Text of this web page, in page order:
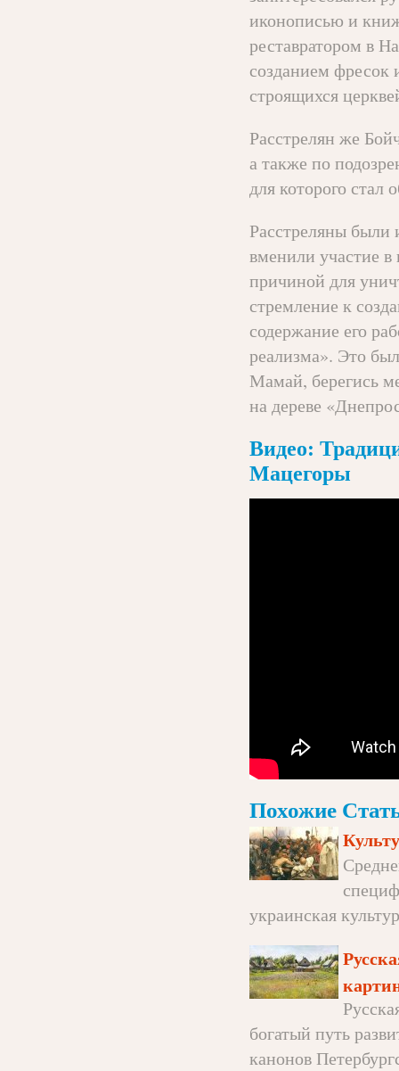
иконописью и
реставратором в
созданием фресок
строящихся
Расстрелян же
а также по
для которого
Расстреляны были
вменили участие
причиной для
стремление к
содержание его
реализма». Это
Мамай, берегись
на дереве
Видео:
Мацегоры
Похожие
украинская
богатый путь
канонов